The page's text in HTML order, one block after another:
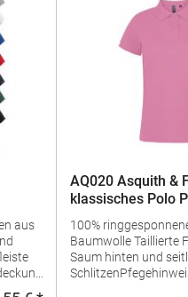
aus
AQ020 Asquith &
klassisches Polo
100%
Baumwolle Taillierte Form Mit längerem
Saum hinten und